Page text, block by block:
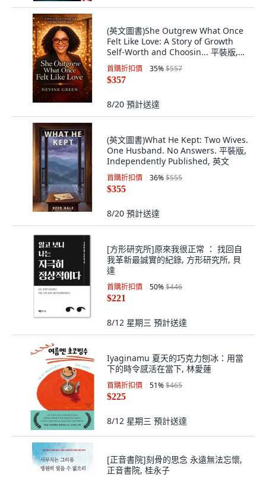
(英文圖書)She Outgrew What Once
Felt Like Love: A Story of Growth
Self-Worth and Choosin... 平裝版,
Independently Published, 英文
首購折扣價 35%$557
$357
8/20 預計送達
(英文圖書)What He Kept: Two Wives.
One Husband. No Answers. 平裝版,
Independently Published, 英文
首購折扣價 36%$555
$355
8/20 預計送達
[方形研究所]原來我很正常 ： 找回自
我革新最誠實的紀錄, 方形研究所, 貝
達
首購折扣價 50%$446
$221
8/12 星期三 預計送達
Iyaginamu 夏天的巧克力刨冰：用當
下的時令感活在當下, 林愛蓮
首購折扣價 51%$465
$225
8/12 星期三 預計送達
[正音書院]刻骨的思念 永遠無法忘懷,
正音書院, 桂永子